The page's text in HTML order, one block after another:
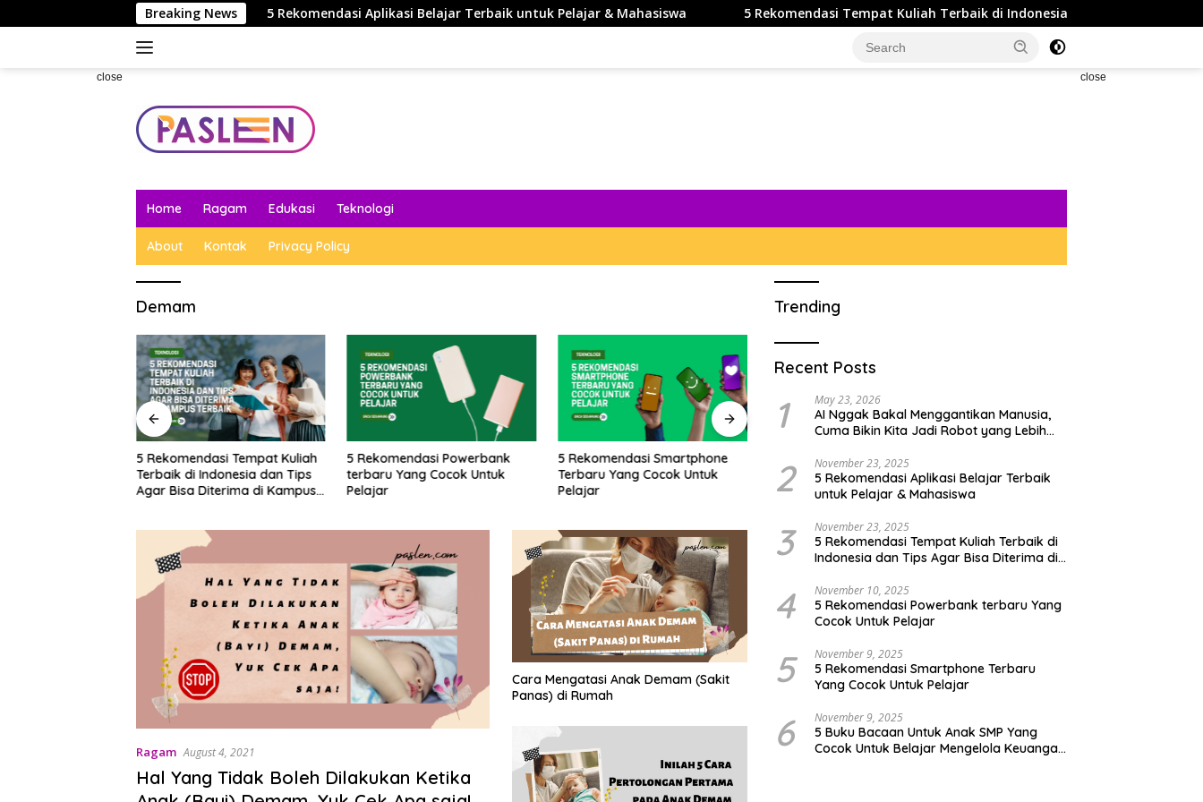
to
Breaking News
yang Lebih Efisien Saja 5 Rekomendasi Aplikasi Belajar Terbaik untuk Pelajar & Mahasiswa 5 Rekomendasi Tempat Kuliah Terbaik di Indonesia dan Tips Agar Bisa
close close
Home Ragam Edukasi Teknologi
About Kontak Privacy Policy
Demam
5 Rekomendasi Tempat Kuliah
Terbaik di Indonesia dan Tips
Agar Bisa Diterima di Kampus
5 Rekomendasi Powerbank
terbaru Yang Cocok Untuk
Pelajar
5 Rekomendasi Smartphone
Terbaru Yang Cocok Untuk
Pelajar
5 Buku Bacaan Untuk Anak SMP
Yang Cocok Untuk Belajar
Mengelola Keuangan Dengan
Anak SMP untuk Melatih Jiwa
Kepemimpinan
Ragam August 4, 2021
Hal Yang Tidak Boleh Dilakukan Ketika
Cara Mengatasi Anak Demam (Sakit
Panas) di Rumah
Trending
Recent Posts
1 May 23, 2026
AI Nggak Bakal Menggantikan Manusia,
Cuma Bikin Kita Jadi Robot yang Lebih
2 November 23, 2025
5 Rekomendasi Aplikasi Belajar Terbaik
untuk Pelajar & Mahasiswa
3 November 23, 2025
5 Rekomendasi Tempat Kuliah Terbaik di
Indonesia dan Tips Agar Bisa Diterima di
4 November 10, 2025
5 Rekomendasi Powerbank terbaru Yang
Cocok Untuk Pelajar
5 November 9, 2025
5 Rekomendasi Smartphone Terbaru
Yang Cocok Untuk Pelajar
6 November 9, 2025
5 Buku Bacaan Untuk Anak SMP Yang
Cocok Untuk Belajar Mengelola Keuangan